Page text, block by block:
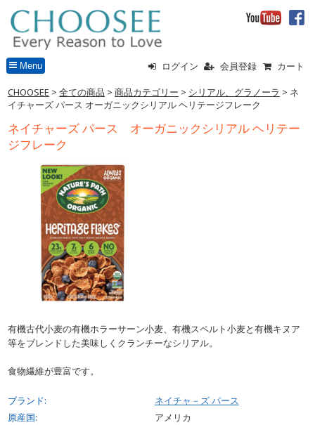
ログイン 会員登録 カート
Menu
CHOOSEE >全ての商品 >商品カテゴリー > シリアル、グラノーラ > ネ
イチャーズ パース オーガニックシリアル ヘリテージフレーク
ネイチャーズ パース オーガニックシリアル ヘリテー
ジフレーク
有機古代小麦の有機ホラーサーン小麦、有機スペルト小麦と有機キヌア
等をブレンドした美味しくクランチーなシリアル。
食物繊維が豊富です。
ブランド:
ネイチャ－ズ パース
原産国:
アメリカ